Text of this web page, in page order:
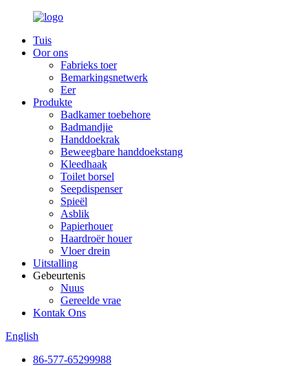
Tuis
Oor ons
Fabrieks toer
Bemarkingsnetwerk
Eer
Produkte
Badkamer toebehore
Badmandjie
Handdoekrak
Beweegbare handdoekstang
Kleedhaak
Toilet borsel
Seepdispenser
Spieël
Asblik
Papierhouer
Haardroër houer
Vloer drein
Uitstalling
Gebeurtenis
Nuus
Gereelde vrae
Kontak Ons
English
86-577-65299988